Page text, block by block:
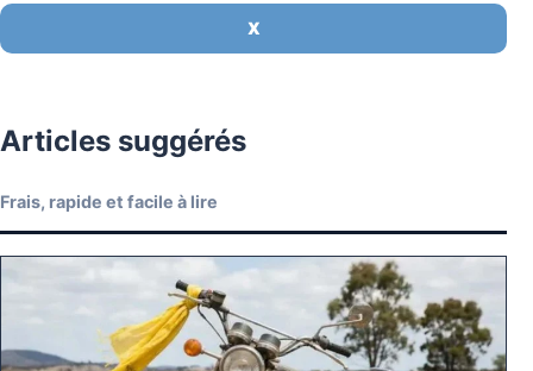
X
Articles suggérés
Frais, rapide et facile à lire